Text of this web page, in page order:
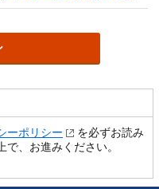
ーポリシー
を必ずお読み
、お進みください。